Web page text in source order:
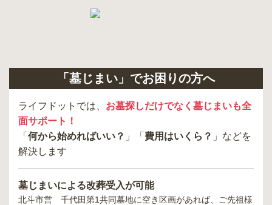
「墓じまい」でお困りの方へ
ライフドットでは、 お墓探しだけでなく墓じまいも全
面サポート！
「 何から始めればいい？ 」「 費用はいくら？ 」などを
解決します
墓じまいによる改葬受入が可能
北斗市営 千代田第1共同墓地に空き区画があれば、ご先祖様